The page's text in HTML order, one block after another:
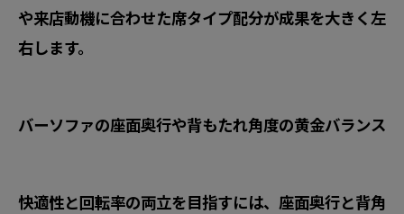
や来店動機に合わせた席タイプ配分が成果を大きく左
右します。
バーソファの座面奥行や背もたれ角度の黄金バランス
快適性と回転率の両立を目指すには、座面奥行と背角